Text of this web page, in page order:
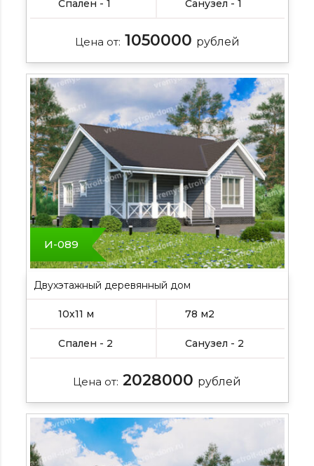
Спален - 1 Санузел - 1
Цена от: 1050000 рублей
И-089
Двухэтажный деревянный дом
10х11 м 78 м2
Спален - 2 Санузел - 2
Цена от: 2028000 рублей